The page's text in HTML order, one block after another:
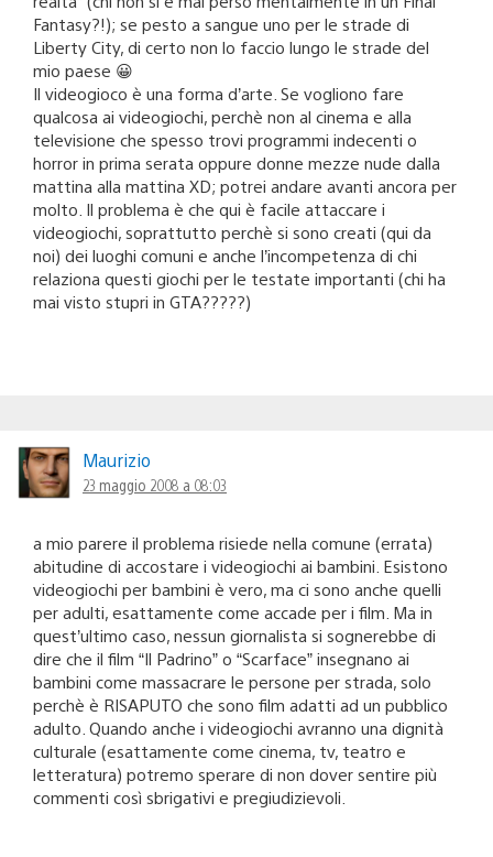
Fantasy?!); se pesto a sangue uno per le strade di
Liberty City, di certo non lo faccio lungo le strade del
mio paese 😀
Il videogioco è una forma d’arte. Se vogliono fare
qualcosa ai videogiochi, perchè non al cinema e alla
televisione che spesso trovi programmi indecenti o
horror in prima serata oppure donne mezze nude dalla
mattina alla mattina XD; potrei andare avanti ancora per
molto. Il problema è che qui è facile attaccare i
videogiochi, soprattutto perchè si sono creati (qui da
noi) dei luoghi comuni e anche l’incompetenza di chi
relaziona questi giochi per le testate importanti (chi ha
mai visto stupri in GTA?????)
Maurizio
23 maggio 2008 a 08:03
a mio parere il problema risiede nella comune (errata)
abitudine di accostare i videogiochi ai bambini. Esistono
videogiochi per bambini è vero, ma ci sono anche quelli
per adulti, esattamente come accade per i film. Ma in
quest’ultimo caso, nessun giornalista si sognerebbe di
dire che il film “Il Padrino” o “Scarface” insegnano ai
bambini come massacrare le persone per strada, solo
perchè è RISAPUTO che sono film adatti ad un pubblico
adulto. Quando anche i videogiochi avranno una dignità
culturale (esattamente come cinema, tv, teatro e
letteratura) potremo sperare di non dover sentire più
commenti così sbrigativi e pregiudizievoli.